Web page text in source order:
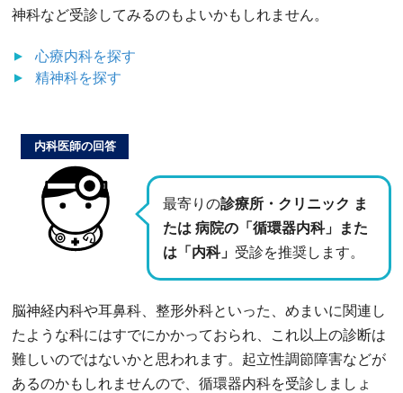
神科など受診してみるのもよいかもしれません。
心療内科を探す
精神科を探す
最寄りの診療所・クリニック ま
たは 病院の「循環器内科」また
は「内科」 受診を推奨します。
内科医師の回答
脳神経内科や耳鼻科、整形外科といった、めまいに関連し
たような科にはすでにかかっておられ、これ以上の診断は
難しいのではないかと思われます。起立性調節障害などが
あるのかもしれませんので、循環器内科を受診しましょ